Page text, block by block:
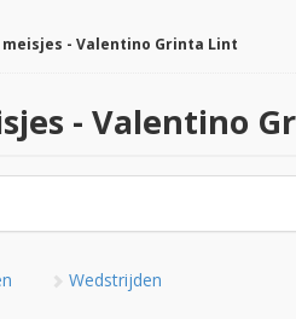
meisjes - Valentino Grinta Lint
- Valentino
Wedstrijden